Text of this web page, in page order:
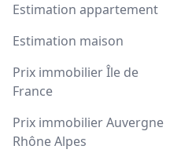
Estimation appartement
Estimation maison
Prix immobilier Île de
France
Prix immobilier Auvergne
Rhône Alpes